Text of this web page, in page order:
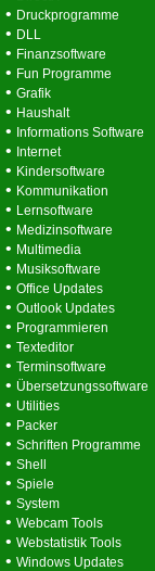
• Druckprogramme
• DLL
• Finanzsoftware
• Fun Programme
• Grafik
• Haushalt
• Informations Software
• Internet
• Kindersoftware
• Kommunikation
• Lernsoftware
• Medizinsoftware
• Multimedia
• Musiksoftware
• Office Updates
• Outlook Updates
• Programmieren
• Texteditor
• Terminsoftware
• Übersetzungssoftware
• Utilities
• Packer
• Schriften Programme
• Shell
• Spiele
• System
• Webcam Tools
• Webstatistik Tools
• Windows Updates